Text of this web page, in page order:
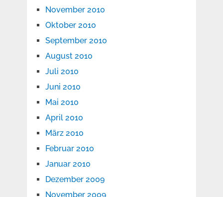
November 2010
Oktober 2010
September 2010
August 2010
Juli 2010
Juni 2010
Mai 2010
April 2010
März 2010
Februar 2010
Januar 2010
Dezember 2009
November 2009